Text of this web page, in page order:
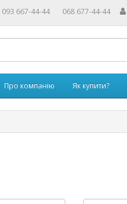
093 667-44-44 068 677-44-44
Про компанію Як купити?